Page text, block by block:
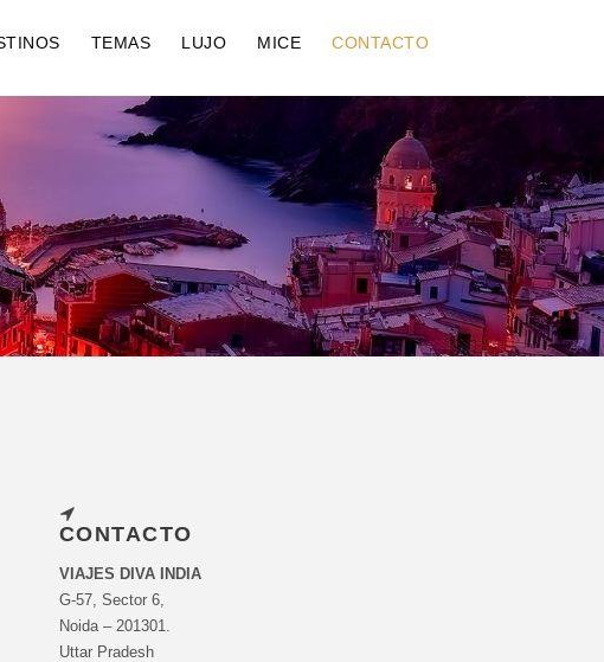
TEMAS LUJO MICE CONTACTO
DIVA
CONTACTO
VIAJES DIVA INDIA
G-57, Sector 6,
Noida – 201301.
Uttar Pradesh